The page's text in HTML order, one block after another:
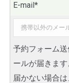
E-mail*
予約フォーム
ールが届きます
届かない場合